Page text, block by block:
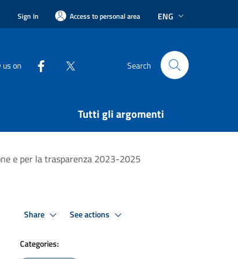
Sign In Access to personal area ENG
us on Search
Tutti gli argomenti
e per la trasparenza 2023-2025
Share See actions
Categories: